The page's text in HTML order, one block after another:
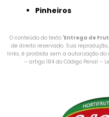
Pinheiros
O conteúdo do texto "Entrega de
de direito reservado. Sua
links, é proibida sem a autorização
– artigo 184 do Código Penal –